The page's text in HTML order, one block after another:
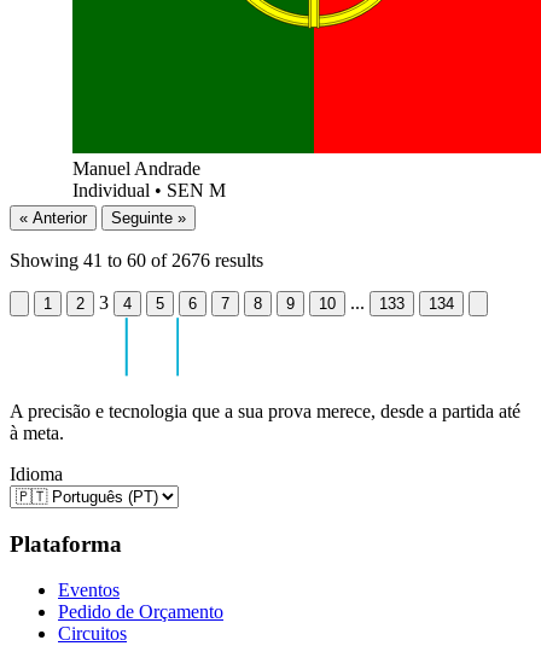
Manuel Andrade
Individual • SEN M
« Anterior Seguinte »
Showing 41 to 60 of 2676 results
1 2 3 4 5 6 7 8 9 10 ... 133 134
A precisão e tecnologia que a sua prova merece, desde a partida até
à meta.
Idioma
Plataforma
Eventos
Pedido de Orçamento
Circuitos